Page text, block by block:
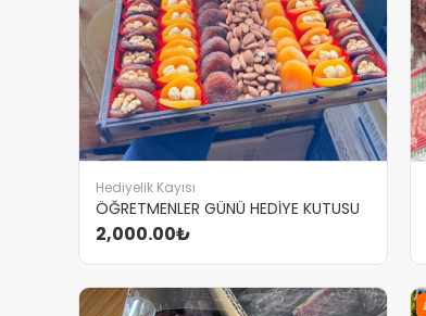
Hediyelik Kayısı
ÖĞRETMENLER GÜNÜ HEDİYE KUTUSU
2,000.00₺